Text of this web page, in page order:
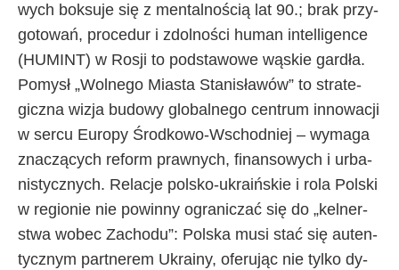
wy­ch bok­su­je się z men­tal­no­ścią lat 90.; brak przy­
go­to­wań, pro­ce­dur i zdol­no­ści hu­man in­tel­li­gen­ce
(HU­MINT) w Ro­sji to pod­sta­wo­we wą­skie gar­dła.
Po­my­sł „Wol­ne­go Mia­sta Sta­ni­sła­wów” to stra­te­
gicz­na wi­zja bu­do­wy glo­bal­ne­go cen­trum in­no­wa­cji
w ser­cu Eu­ro­py Środ­ko­wo-Wschod­niej – wy­ma­ga
zna­czą­cy­ch re­form praw­ny­ch, fi­nan­so­wy­ch i urba­
ni­stycz­ny­ch. Re­la­cje pol­sko-ukra­iń­skie i ro­la Pol­ski
w re­gio­nie nie po­win­ny ogra­ni­czać się do „kel­ner­
stwa wo­bec Za­cho­du”: Pol­ska mu­si stać się au­ten­
tycz­nym part­ne­rem Ukra­iny, ofe­ru­jąc nie tyl­ko dy­